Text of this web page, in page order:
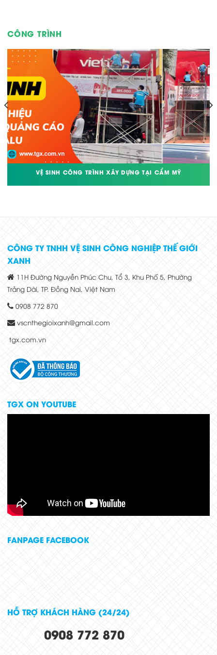
CÔNG TRÌNH
VỆ SINH CÔNG TRÌNH XÂY DỰNG TẠI CẨM MỸ
CÔNG TY TNHH VỆ SINH CÔNG NGHIỆP THẾ GIỚI
XANH
11H Đường Nguyễn Phúc Chu, Tổ 3, Khu Phố 5, Phường
Trảng Dài, TP. Đồng Nai, Việt Nam
0908 772 870
vscnthegioixanh@gmail.com
tgx.com.vn
TGX ON YOUTUBE
FANPAGE FACEBOOK
HỖ TRỢ KHÁCH HÀNG (24/24)
0908 772 870